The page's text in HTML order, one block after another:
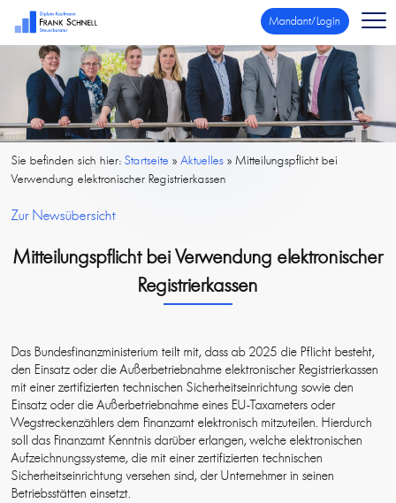
Mandant/Login
Sie befinden sich hier:Startseite »Aktuelles »Mitteilungspflicht bei
Verwendung elektronischer Registrierkassen
Zur Newsübersicht
Mitteilungspflicht bei Verwendung elektronischer
Registrierkassen
Das Bundesfinanzministerium teilt mit, dass ab 2025 die Pflicht besteht,
den Einsatz oder die Außerbetriebnahme elektronischer Registrierkassen
mit einer zertifizierten technischen Sicherheitseinrichtung sowie den
Einsatz oder die Außerbetriebnahme eines EU-Taxameters oder
Wegstreckenzählers dem Finanzamt elektronisch mitzuteilen. Hierdurch
soll das Finanzamt Kenntnis darüber erlangen, welche elektronischen
Aufzeichnungssysteme, die mit einer zertifizierten technischen
Sicherheitseinrichtung versehen sind, der Unternehmer in seinen
Betriebsstätten einsetzt.